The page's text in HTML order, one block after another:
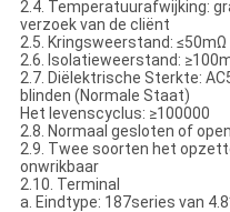
2.4. Temperatuurafwijking:
verzoek van de cliënt
2.5. Kringsweerstand:
2.6. Isolatieweerstand:
2.7. Diëlektrische Sterkte:
blinden (Normale Staat)
Het levenscyclus: ≥100000
2.8. Normaal gesloten of open
2.9. Twee soorten het
onwrikbaar
2.10. Terminal
a. Eindtype: 187series van